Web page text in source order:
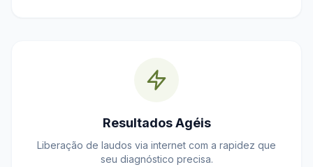
Resultados Agéis
Liberação de laudos via internet com a rapidez que
seu diagnóstico precisa.